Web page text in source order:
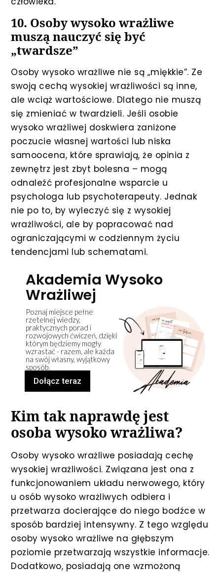
10. Osoby wysoko wrażliwe
muszą nauczyć się być
„twardsze”
Osoby wysoko wrażliwe nie są „miękkie”. Ze
swoją cechą wysokiej wrażliwości są inne,
ale wciąż wartościowe. Dlatego nie muszą
się zmieniać w twardzieli. Jeśli osobie
wysoko wrażliwej doskwiera zaniżone
poczucie własnej wartości lub niska
samoocena, które sprawiają, że opinia z
zewnętrz jest zbyt bolesna – mogą
odnaleźć profesjonalne wsparcie u
psychologa lub psychoterapeuty. Jednak
nie po to, by wyleczyć się z wysokiej
wrażliwości, ale by popracować nad
ograniczającymi w codziennym życiu
tendencjami lub schematami.
Akademia Wysoko
Wrażliwej
Dołącz teraz
Poznaj miejsce pełne
rzetelnej wiedzy,
praktycznych porad i
rozwojowych ćwiczeń, dzięki
którym będziemy mogły
wzrastać - razem, ale każda
na swój własny, wyjątkowy
sposób.
Kim tak naprawdę jest
osoba wysoko wrażliwa?
Osoby wysoko wrażliwe posiadają cechę
wysokiej wrażliwości. Związana jest ona z
funkcjonowaniem układu nerwowego, który
u osób wysoko wrażliwych odbiera i
przetwarza docierające do niego bodźce w
sposób bardziej intensywny. Z tego względu
osoby wysoko wrażliwe na głębszym
poziomie przetwarzają wszystkie informacje.
Dodatkowo, posiadają one wzmożoną